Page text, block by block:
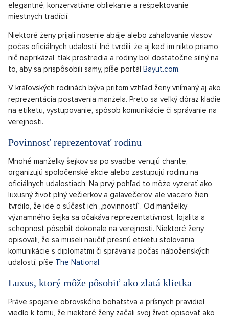
elegantné, konzervatívne obliekanie a rešpektovanie
miestnych tradícií.
Niektoré ženy prijali nosenie abáje alebo zahalovanie vlasov
počas oficiálnych udalostí. Iné tvrdili, že aj keď im nikto priamo
nič neprikázal, tlak prostredia a rodiny bol dostatočne silný na
to, aby sa prispôsobili samy, píše portál Bayut.com.
V kráľovských rodinách býva pritom vzhľad ženy vnímaný aj ako
reprezentácia postavenia manžela. Preto sa veľký dôraz kladie
na etiketu, vystupovanie, spôsob komunikácie či správanie na
verejnosti.
Povinnosť reprezentovať rodinu
Mnohé manželky šejkov sa po svadbe venujú charite,
organizujú spoločenské akcie alebo zastupujú rodinu na
oficiálnych udalostiach. Na prvý pohľad to môže vyzerať ako
luxusný život plný večierkov a galavečerov, ale viacero žien
tvrdilo, že ide o súčasť ich „povinností“. Od manželky
významného šejka sa očakáva reprezentatívnosť, lojalita a
schopnosť pôsobiť dokonale na verejnosti. Niektoré ženy
opisovali, že sa museli naučiť presnú etiketu stolovania,
komunikácie s diplomatmi či správania počas náboženských
udalostí, píše The National.
Luxus, ktorý môže pôsobiť ako zlatá klietka
Práve spojenie obrovského bohatstva a prísnych pravidiel
viedlo k tomu, že niektoré ženy začali svoj život opisovať ako